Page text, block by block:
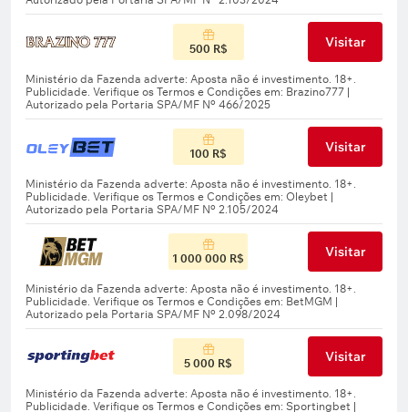
500 R$ Visitar
100 R$ Visitar
1 000 000 R$ Visitar
5 000 R$ Visitar